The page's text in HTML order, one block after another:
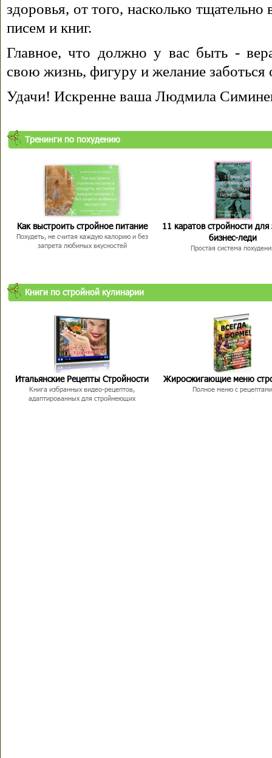
здоровья, от того, насколько
писем и книг.
Главное, что должно у вас быть -
свою жизнь, фигуру и желание заботься
Удачи! Искренне ваша Людмила
Тренинги по похудению
Как выстроить стройное питание
Похудеть, не считая каждую калорию и без
запрета любимых вкусностей
11 каратов стройности для
бизнес-леди
Простая система
Книги по стройной кулинарии
Итальянские Рецепты Стройности
Книга избранных видео-рецептов,
адаптированных для стройнеющих
Жиросжигающие меню
Полное меню с рецептами